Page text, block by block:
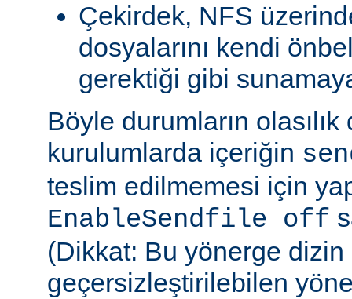
Çekirdek, NFS
dosyalarını kendi
gerektiği gibi
Böyle durumların
kurulumlarda içeriğin
teslim edilmemesi için
EnableSendfile off
(Dikkat: Bu yönerge
geçersizleştirilebilen